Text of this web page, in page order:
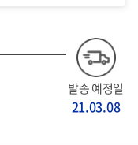
발송 예정일
21.03.08